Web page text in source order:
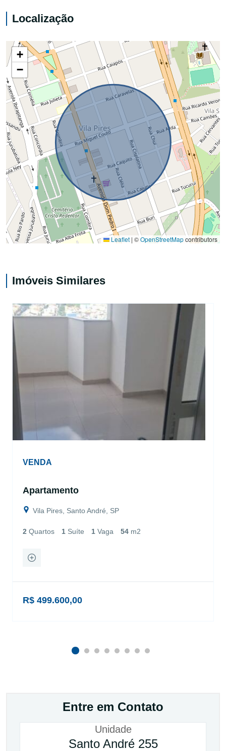
Localização
+
−
Leaflet | ©OpenStreetMapcontributors
Imóveis Similares
VENDA
Apartamento
Vila Pires, Santo André, SP
2 Quartos 1 Suíte 1 Vaga 54 m2
R$ 499.600,00
Entre em Contato
Unidade
Santo André 255